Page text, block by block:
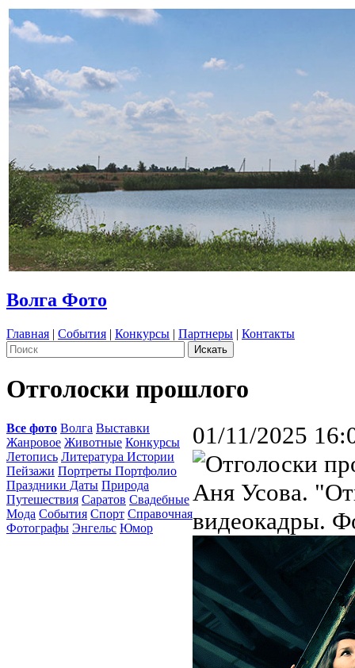
Волга Фото
Главная | События | Конкурсы | Партнеры | Контакты
Отголоски прошлого
Все фото Волга Выставки
Жанровое Животные Конкурсы
Летопись Литература Истории
Пейзажи Портреты Портфолио
Праздники Даты Природа
Путешествия Саратов Свадебные
Мода События Спорт Справочная
Фотографы Энгельс Юмор
01/11/2025
Аня Усова.
видеокадры.